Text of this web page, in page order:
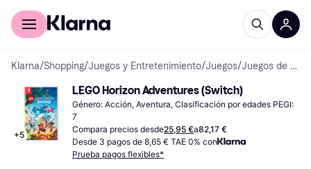
Comprar con Klarna
Klarna/Shopping/Juegos y Entretenimiento/Juegos/ Juegos de Nintendo Switch
+5
LEGO Horizon Adventures (Switch)
Género: Acción, Aventura, Clasificación por edades PEGI:
7
Compara precios desde25,95 €a82,17 €
Desde 3 pagos de 8,65 € TAE 0% con
Prueba pagos flexibles*